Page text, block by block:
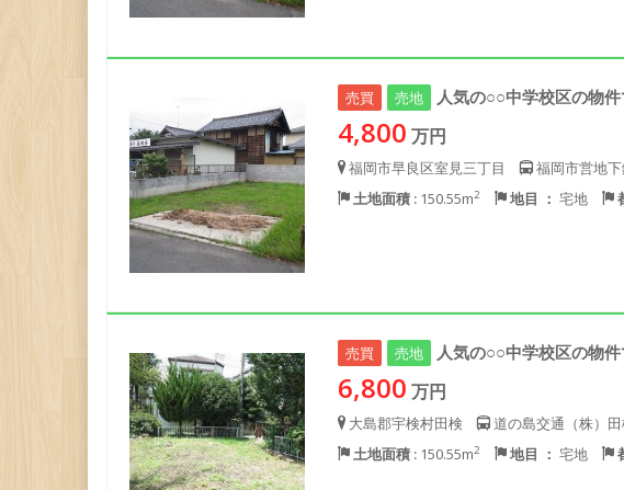
売買 売地 人気の○○中学校区の物
4,800 万円
福岡市早良区室見三丁目
福岡市営地下
土地面積 :150.55m2 地目 ： 宅地
売買 売地 人気の○○中学校区の物
6,800 万円
大島郡宇検村田検
道の島交通（株）
土地面積 :150.55m2 地目 ： 宅地